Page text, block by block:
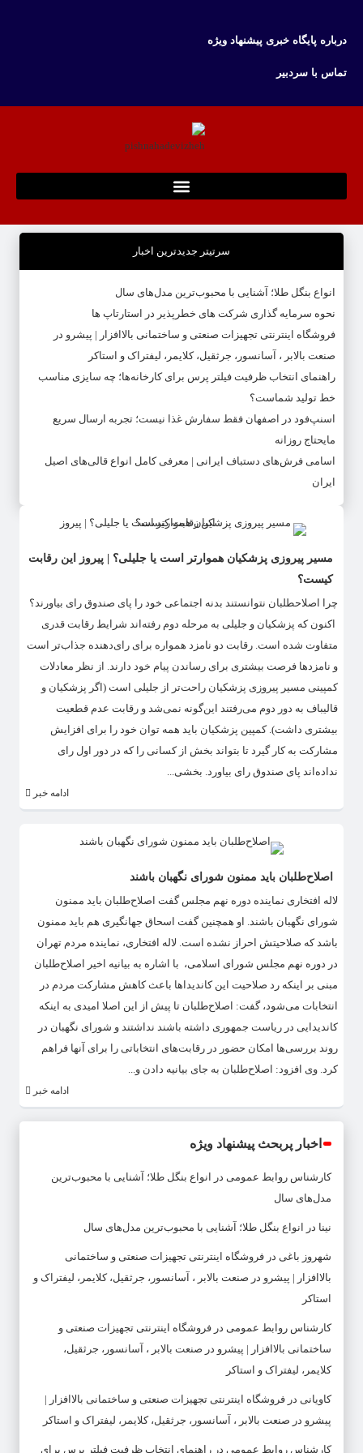
درباره پایگاه خبری پیشنهاد ویژه
تماس با سردبیر
سرتیتر جدیدترین اخبار
انواع بنگل طلا؛ آشنایی با محبوب‌ترین مدل‌های سال
نحوه سرمایه‌ گذاری شرکت‌ های خطرپذیر در استارتاپ ها
فروشگاه اینترنتی تجهیزات صنعتی و ساختمانی بالاافزار | پیشرو در
صنعت بالابر ، آسانسور، جرثقیل، کلایمر، لیفتراک و استاکر
راهنمای انتخاب ظرفیت فیلتر پرس برای کارخانه‌ها؛ چه سایزی مناسب
خط تولید شماست؟
اسنپ‌فود در اصفهان فقط سفارش غذا نیست؛ تجربه ارسال سریع
مایحتاج روزانه
اسامی فرش‌های دستباف ایرانی | معرفی کامل انواع قالی‌های اصیل
ایران
مسیر پیروزی پزشکیان هموارتر است یا جلیلی‌؟ | پیروز این رقابت
کیست؟
چرا اصلاح‎طلبان نتوانستند بدنه اجتماعی خود را پای صندوق رای بیاورند؟
اکنون که پزشکیان و جلیلی به مرحله دوم رفته‌اند شرایط رقابت قدری
متفاوت شده است. رقابت دو نامزد همواره برای رای‌دهنده جذاب‌تر است
و نامزدها فرصت بیشتری برای رساندن پیام خود دارند. از نظر معادلات
کمپینی مسیر پیروزی پزشکیان راحت‌تر از جلیلی است (اگر پزشکیان و
قالیباف به دور دوم می‌رفتند این‌گونه نمی‌شد و رقابت عدم قطعیت
بیشتری داشت). کمپین پزشکیان باید همه توان خود را برای افزایش
مشارکت به کار گیرد تا بتواند بخش از کسانی را که در دور اول رای
نداده‌اند پای صندوق رای بیاورد. بخشی...
ادامه خبر
اصلاح‌طلبان باید ممنون شورای نگهبان باشند
لاله افتخاری نماینده دوره نهم مجلس گفت اصلاح‌طلبان باید ممنون
شورای نگهبان باشند. او همچنین گفت اسحاق جهانگیری هم باید ممنون
باشد که صلاحیتش احراز نشده است. لاله افتخاری، نماینده مردم تهران
در دوره نهم مجلس شورای اسلامی، ‌ با اشاره به بیانیه اخیر اصلاح‌طلبان
مبنی بر اینکه رد صلاحیت این کاندیداها باعث کاهش مشارکت مردم در
انتخابات می‌شود، گفت:‌ اصلاح‌طلبان تا پیش از این اصلا امیدی به اینکه
کاندیدایی در ریاست جمهوری داشته باشند نداشتند و شورای نگهبان در
روند بررسی‌ها امکان حضور در رقابت‌های انتخاباتی را برای آنها فراهم
کرد. وی افزود: اصلاح‌طلبان به جای بیانیه دادن و...
ادامه خبر
اخبار پربحث پیشنهاد ویژه
کارشناس روابط عمومی در
انواع بنگل طلا؛ آشنایی با محبوب‌ترین
مدل‌های سال
نینا در انواع بنگل طلا؛ آشنایی با محبوب‌ترین مدل‌های سال
شهروز باغی در فروشگاه اینترنتی تجهیزات صنعتی و ساختمانی
بالاافزار | پیشرو در صنعت بالابر ، آسانسور، جرثقیل، کلایمر، لیفتراک و
استاکر
کارشناس روابط عمومی در فروشگاه اینترنتی تجهیزات صنعتی و
ساختمانی بالاافزار | پیشرو در صنعت بالابر ، آسانسور، جرثقیل،
کلایمر، لیفتراک و استاکر
کاویانی در فروشگاه اینترنتی تجهیزات صنعتی و ساختمانی بالاافزار |
پیشرو در صنعت بالابر ، آسانسور، جرثقیل، کلایمر، لیفتراک و استاکر
کارشناس روابط عمومی در راهنمای انتخاب ظرفیت فیلتر پرس برای